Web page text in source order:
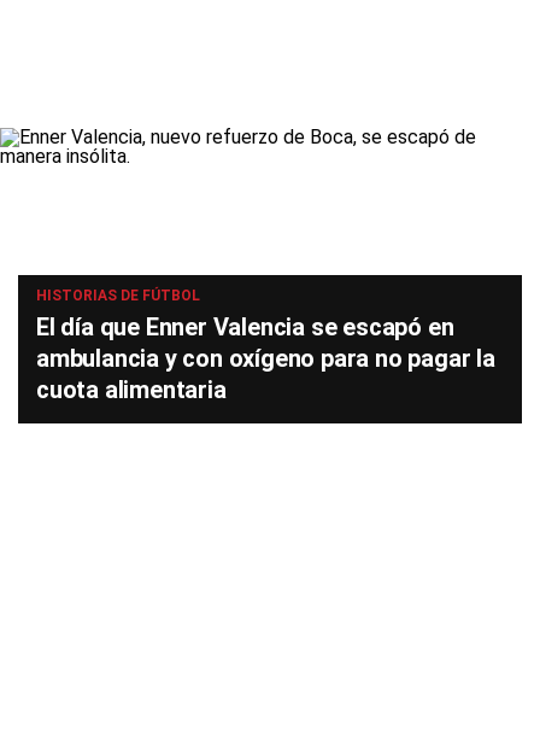
HISTORIAS DE FÚTBOL
El día que Enner Valencia se escapó en
ambulancia y con oxígeno para no pagar la
cuota alimentaria